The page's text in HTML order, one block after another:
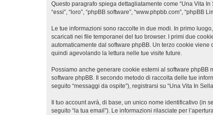
Questo paragrafo spiega dettagliatamente come “Una Vita In
“essi”, “loro”, “phpBB software”, “www.phpbb.com”,
Le tue informazioni sono raccolte in due modi. In primo
scaricati nei file temporanei del tuo browser. I primi due
automaticamente dal software phpBB. Un terzo cookie
quindi agevolando la lettura nelle tue visite future.
Possiamo anche generare cookie esterni al software phpBB
software phpBB. Il secondo metodo di raccolta delle tue
seguito “messaggi da ospite”), registrarsi su “Una Vita In
Il tuo account avrà, di base, un unico nome identificativo (in
seguito “la tua email”). Le informazioni rilasciate per